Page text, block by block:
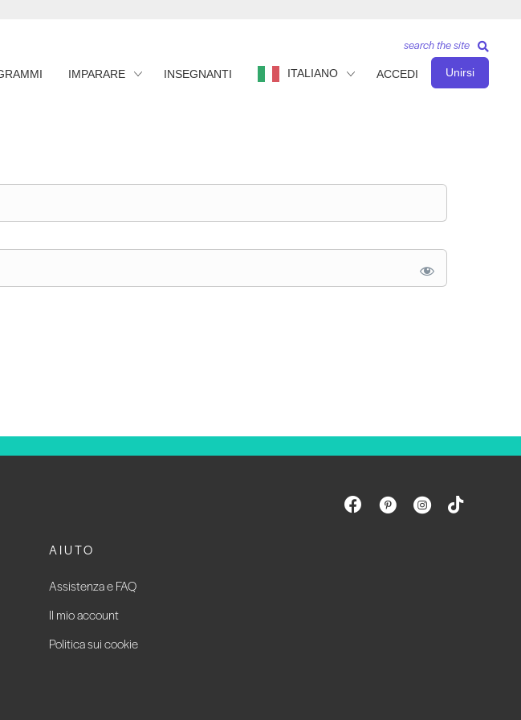
IMPARARE INSEGNANTI ITALIANO ACCEDI Unirsi
search the site
AIUTO
Assistenza e FAQ
Il mio account
Politica sui cookie